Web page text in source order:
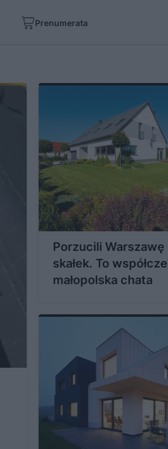
Prenumerata
Porzucili Warszawę
skałek. To
małopolska chata